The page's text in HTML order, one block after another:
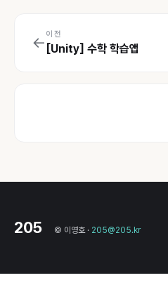
← 이전
[Unity] 수학 학습앱
205 © 이영호 · 205@205.kr